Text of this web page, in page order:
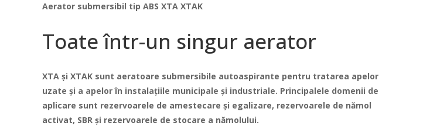
Aerator submersibil tip ABS XTA XTAK
Toate într-un singur aerator
XTA și XTAK sunt aeratoare submersibile autoaspirante pentru tratarea apelor
uzate și a apelor în instalațiile municipale și industriale. Principalele domenii de
aplicare sunt rezervoarele de amestecare și egalizare, rezervoarele de nămol
activat, SBR și rezervoarele de stocare a nămolului.